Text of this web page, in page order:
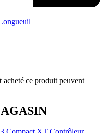
acheté ce produit peuvent